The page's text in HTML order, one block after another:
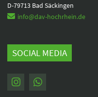
D-79713 Bad Säckingen
info@dav-hochrhein.de
SOCIAL MEDIA